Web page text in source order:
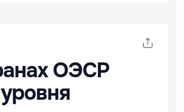
ОЭСР